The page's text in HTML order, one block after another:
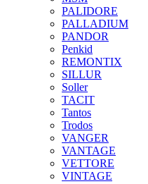
PALIDORE
PALLADIUM
PANDOR
Penkid
REMONTIX
SILLUR
Soller
TACIT
Tantos
Trodos
VANGER
VANTAGE
VETTORE
VINTAGE